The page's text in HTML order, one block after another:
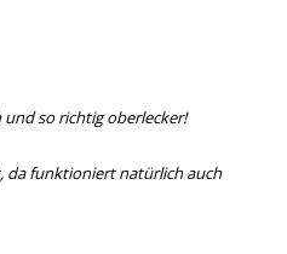
und so richtig oberlecker!
da funktioniert natürlich auch